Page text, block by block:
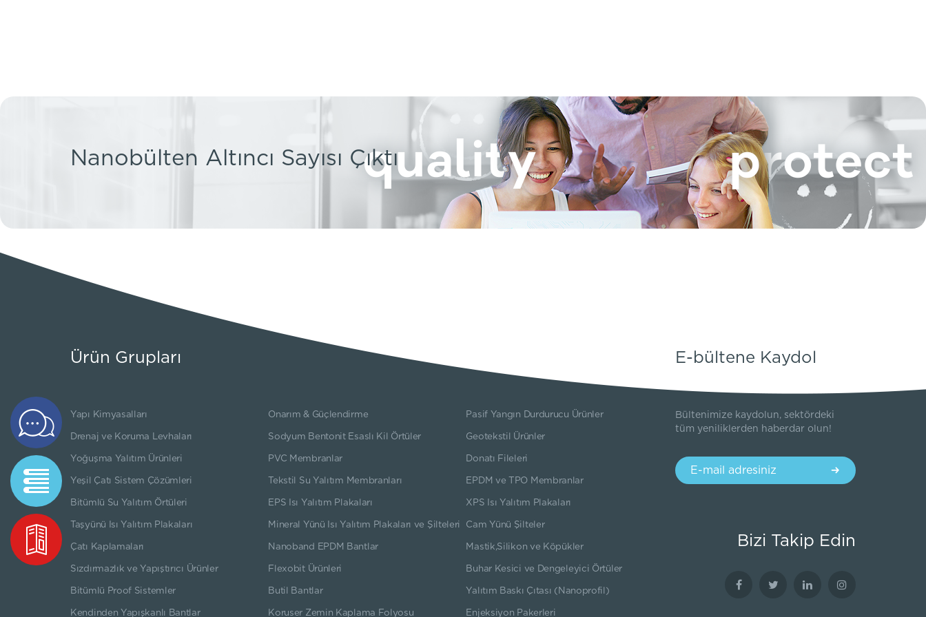
Nanobülten Altıncı Sayısı Çıktı
Ürün Grupları
Yapı Kimyasalları Onarım & Güçlendirme Pasif Yangın Durdurucu Ürünler
Drenaj ve Koruma Levhaları Sodyum Bentonit Esaslı Kil Örtüler Geotekstil Ürünler
Yoğuşma Yalıtım Ürünleri PVC Membranlar Donatı Fileleri
Yeşil Çatı Sistem Çözümleri Tekstil Su Yalıtım Membranları EPDM ve TPO Membranlar
Bitümlü Su Yalıtım Örtüleri EPS Isı Yalıtım Plakaları XPS Isı Yalıtım Plakaları
Taşyünü Isı Yalıtım Plakaları Mineral Yünü Isı Yalıtım Plakaları ve Şilteleri Cam Yünü Şilteler
Çatı Kaplamaları Nanoband EPDM Bantlar Mastik,Silikon ve Köpükler
Sızdırmazlık ve Yapıştırıcı Ürünler Flexobit Ürünleri Buhar Kesici ve Dengeleyici Örtüler
Bitümlü Proof Sistemler Butil Bantlar Yalıtım Baskı Çıtası (Nanoprofil)
Kendinden Yapışkanlı Bantlar Koruser Zemin Kaplama Folyosu Enjeksiyon Pakerleri
E-bültene Kaydol
Bültenimize kaydolun, sektördeki
tüm yeniliklerden haberdar olun!
Bizi Takip Edin
Teklif
Formu
Teknik
Dökümanlar
Kataloglar